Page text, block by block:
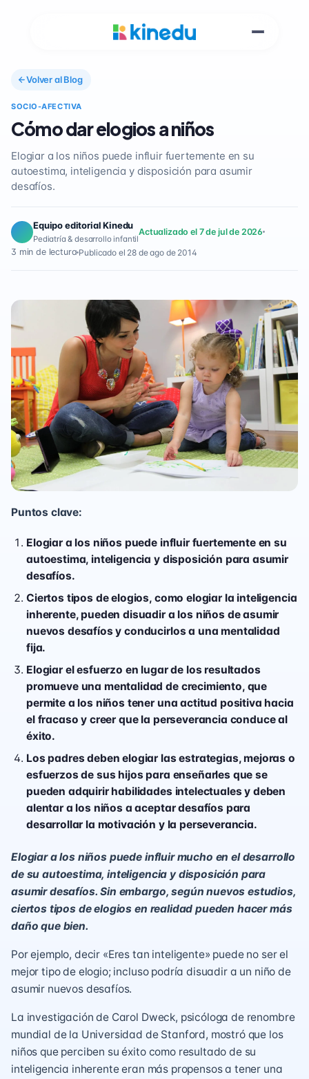
Volver al Blog
SOCIO-AFECTIVA
Cómo dar elogios a niños
Elogiar a los niños puede influir fuertemente en su
autoestima, inteligencia y disposición para asumir
desafíos.
Equipo editorial Kinedu
Pediatría & desarrollo infantil
Actualizado el 7 de jul de 2026
3 min de lectura Publicado el 28 de ago de 2014
Puntos clave:
Elogiar a los niños puede influir fuertemente en su
autoestima, inteligencia y disposición para asumir
desafíos.
Ciertos tipos de elogios, como elogiar la inteligencia
inherente, pueden disuadir a los niños de asumir
nuevos desafíos y conducirlos a una mentalidad
fija.
Elogiar el esfuerzo en lugar de los resultados
promueve una mentalidad de crecimiento, que
permite a los niños tener una actitud positiva hacia
el fracaso y creer que la perseverancia conduce al
éxito.
Los padres deben elogiar las estrategias, mejoras o
esfuerzos de sus hijos para enseñarles que se
pueden adquirir habilidades intelectuales y deben
alentar a los niños a aceptar desafíos para
desarrollar la motivación y la perseverancia.
Elogiar a los niños puede influir mucho en el desarrollo
de suautoestima, inteligencia y disposición para
asumir desafíos. Sin embargo, según nuevos estudios,
ciertos tipos de elogios en realidad pueden hacer más
daño que bien.
Por ejemplo, decir «Eres tan inteligente» puede no ser el
mejor tipo de elogio; incluso podría disuadir a un niño de
asumir nuevos desafíos.
La investigación de Carol Dweck, psicóloga de renombre
mundial de la Universidad de Stanford, mostró que los
niños que perciben su éxito como resultado de su
inteligencia inherente eran más propensos a tener una